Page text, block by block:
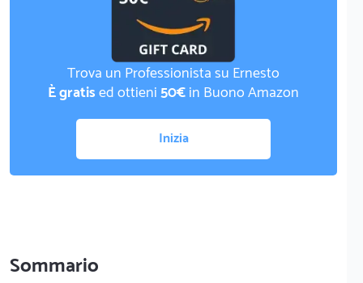
Trova un Professionista su Ernesto
È gratised ottieni50€in Buono Amazon
Inizia
Sommario